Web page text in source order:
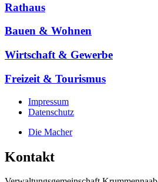
Rathaus
Bauen & Wohnen
Wirtschaft & Gewerbe
Freizeit & Tourismus
Impressum
Datenschutz
Die Macher
Kontakt